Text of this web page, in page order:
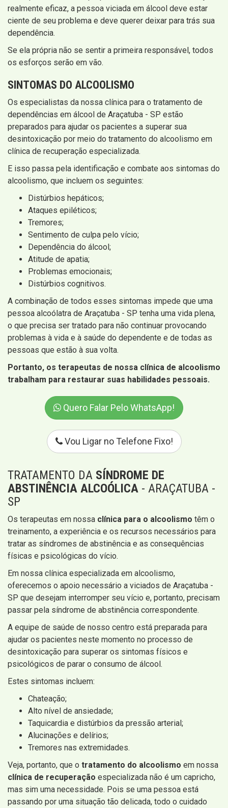
realmente eficaz, a pessoa viciada em álcool deve estar
ciente de seu problema e deve querer deixar para trás sua
dependência.
Se ela própria não se sentir a primeira responsável, todos
os esforços serão em vão.
SINTOMAS DO ALCOOLISMO
Os especialistas da nossa clínica para o tratamento de
dependências em álcool de Araçatuba - SP estão
preparados para ajudar os pacientes a superar sua
desintoxicação por meio do tratamento do alcoolismo em
clínica de recuperação especializada.
E isso passa pela identificação e combate aos sintomas do
alcoolismo, que incluem os seguintes:
Distúrbios hepáticos;
Ataques epiléticos;
Tremores;
Sentimento de culpa pelo vício;
Dependência do álcool;
Atitude de apatia;
Problemas emocionais;
Distúrbios cognitivos.
A combinação de todos esses sintomas impede que uma
pessoa alcoólatra de Araçatuba - SP tenha uma vida plena,
o que precisa ser tratado para não continuar provocando
problemas à vida e à saúde do dependente e de todas as
pessoas que estão à sua volta.
Portanto, os terapeutas de nossa clínica de alcoolismo
trabalham para restaurar suas habilidades pessoais.
Quero Falar Pelo WhatsApp!
Vou Ligar no Telefone Fixo!
TRATAMENTO DA SÍNDROME DE
ABSTINÊNCIA ALCOÓLICA - ARAÇATUBA -
SP
Os terapeutas em nossa clínica para o alcoolismo têm o
treinamento, a experiência e os recursos necessários para
tratar as síndromes de abstinência e as consequências
físicas e psicológicas do vício.
Em nossa clínica especializada em alcoolismo,
oferecemos o apoio necessário a viciados de Araçatuba -
SP que desejam interromper seu vício e, portanto, precisam
passar pela síndrome de abstinência correspondente.
A equipe de saúde de nosso centro está preparada para
ajudar os pacientes neste momento no processo de
desintoxicação para superar os sintomas físicos e
psicológicos de parar o consumo de álcool.
Estes sintomas incluem:
Chateação;
Alto nível de ansiedade;
Taquicardia e distúrbios da pressão arterial;
Alucinações e delírios;
Tremores nas extremidades.
Veja, portanto, que o tratamento do alcoolismo em nossa
clínica de recuperação especializada não é um capricho,
mas sim uma necessidade. Pois se uma pessoa está
passando por uma situação tão delicada, todo o cuidado